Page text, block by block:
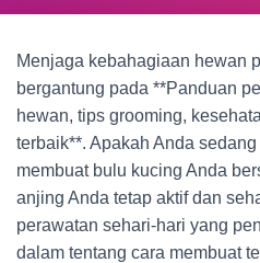
Menjaga kebahagiaan hewan
bergantung pada **Panduan
hewan, tips grooming,
terbaik**. Apakah Anda
membuat bulu kucing Anda
anjing Anda tetap aktif dan
perawatan sehari-hari yang
dalam tentang cara membuat